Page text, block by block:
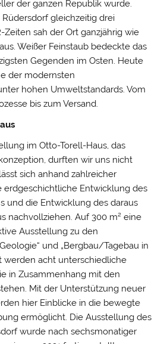
der ganzen Republik wurde.
gleichzeitig drei
sah der Ort ganzjährig wie
Weißer Feinstaub bedeckte das
Gegenden im Osten. Heute
der modernsten
hohen Umweltstandards. Vom
bis zum Versand.
im Otto-Torell-Haus, das
durften wir uns nicht
sich anhand zahlreicher
erdgeschichtliche Entwicklung des
und die Entwicklung des daraus
nachvollziehen. Auf 300 m² eine
Ausstellung zu den
und „Bergbau/Tagebau in
werden acht unterschiedliche
in Zusammenhang mit den
Mit der Unterstützung neuer
hier Einblicke in die bewegte
ermöglicht. Die Ausstellung des
wurde nach sechsmonatiger